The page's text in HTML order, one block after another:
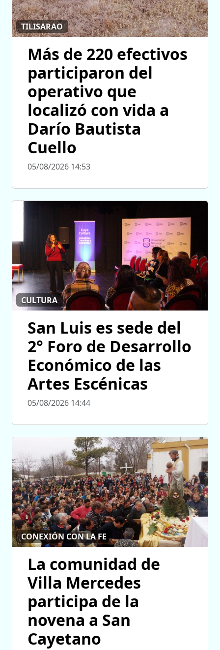
TILISARAO
Más de 220 efectivos
participaron del
operativo que
localizó con vida a
Darío Bautista
Cuello
05/08/2026 14:53
CULTURA
San Luis es sede del
2° Foro de Desarrollo
Económico de las
Artes Escénicas
05/08/2026 14:44
CONEXIÓN CON LA FE
La comunidad de
Villa Mercedes
participa de la
novena a San
Cayetano